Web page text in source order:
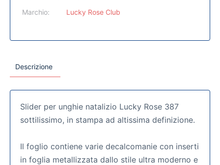
Marchio:
Lucky Rose Club
Descrizione
Slider per unghie natalizio Lucky Rose 387
sottilissimo, in stampa ad altissima definizione.
Il foglio contiene varie decalcomanie con inserti
in foglia metallizzata dallo stile ultra moderno e